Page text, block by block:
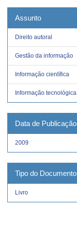
Assunto
Direito autoral
Gestão da informação
Informação científica
Informação tecnológica
Data de Publicação
2009
Tipo do Documento
Livro